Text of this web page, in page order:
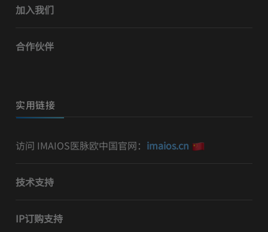
加入我们
合作伙伴
实用链接
访问 IMAIOS医脉欧中国官网： imaios.cn
技术支持
IP订购支持